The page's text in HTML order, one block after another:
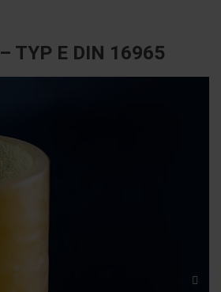
– TYP E DIN 16965